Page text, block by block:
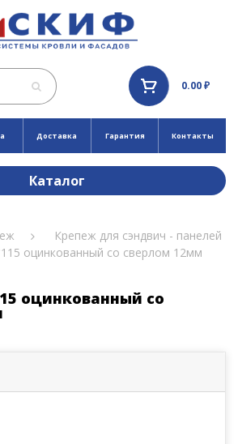
0.00 ₽
Доставка Гарантия Контакты
Каталог
Крепеж для сэндвич - панелей
оцинкованный со сверлом 12мм
оцинкованный со